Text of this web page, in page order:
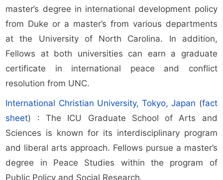
master’s degree in international development policy
from Duke or a master’s from various departments
at the University of North Carolina. In addition,
Fellows at both universities can earn a graduate
certificate in international peace and conflict
resolution from UNC.
International Christian University, Tokyo, Japan (fact
sheet) : The ICU Graduate School of Arts and
Sciences is known for its interdisciplinary program
and liberal arts approach. Fellows pursue a master’s
degree in Peace Studies within the program of
Public Policy and Social Research.